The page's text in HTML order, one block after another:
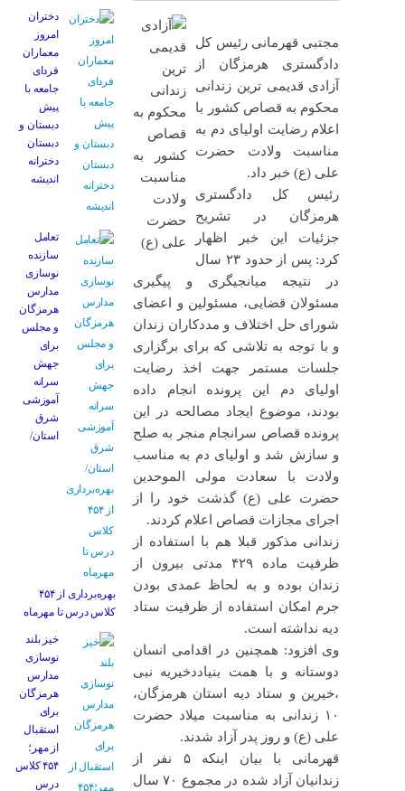
مجتبی قهرمانی رئیس کل
دادگستری هرمزگان از
آزادی قدیمی ترین زندانی
محکوم به قصاص کشور با
اعلام رضایت اولیای دم به
مناسبت ولادت حضرت
علی (ع) خبر داد.
رئیس کل دادگستری
هرمزگان در تشریح
جزئیات این خبر اظهار
کرد: پس از حدود ۲۳ سال
در نتیجه میانجیگری و پیگیری
مسئولان قضایی، مسئولین و اعضای
شورای حل اختلاف و مددکاران زندان
و با توجه به تلاشی که برای برگزاری
جلسات مستمر جهت اخذ رضایت
اولیای دم این پرونده انجام داده
بودند، موضوع ایجاد مصالحه در این
پرونده قصاص سرانجام منجر به صلح
و سازش شد و اولیای دم به مناسب
ولادت با سعادت مولی الموحدین
حضرت علی (ع) گذشت خود را از
اجرای مجازات قصاص اعلام کردند.
زندانی مذکور قبلا هم با استفاده از
ظرفیت ماده ۴۲۹ مدتی بیرون از
زندان بوده و به لحاظ عمدی بودن
جرم امکان استفاده از ظرفیت ستاد
دیه نداشته است.
وی افزود: همچنین در اقدامی انسان
دوستانه و با همت بنیاددخیریه نبی
،خیرین و ستاد دیه استان هرمزگان،
۱۰ زندانی به مناسبت میلاد حضرت
علی (ع) و روز پدر آزاد شدند.
قهرمانی با بیان اینکه ۵ نفر از
زندانیان آزاد شده در مجموع ۷۰ سال
دختران
امروز
معماران
فردای
جامعه با
پیش
دبستان و
دبستان
دخترانه
اندیشه
تعامل
سازنده
نوسازی
مدارس
هرمزگان
و مجلس
برای
جهش
سرانه
آموزشی
شرق
استان/
بهره‌برداری از ۴۵۴
کلاس درس تا مهرماه
خیز بلند
نوسازی
مدارس
هرمزگان
برای
استقبال
از مهر؛
۴۵۴ کلاس
درس